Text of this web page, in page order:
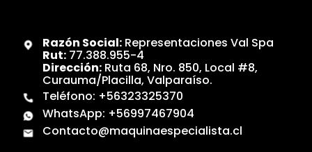
Razón Social:Representaciones Val Spa
Rut:77.388.955-4
Dirección:Ruta 68, Nro. 850, Local #8,
Curauma/Placilla, Valparaíso.
Teléfono: +56323325370
WhatsApp: +56997467904
Contacto@maquinaespecialista.cl